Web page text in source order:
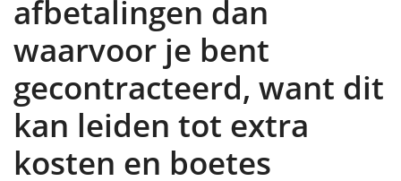
afbetalingen dan
waarvoor je bent
gecontracteerd, want dit
kan leiden tot extra
kosten en boetes